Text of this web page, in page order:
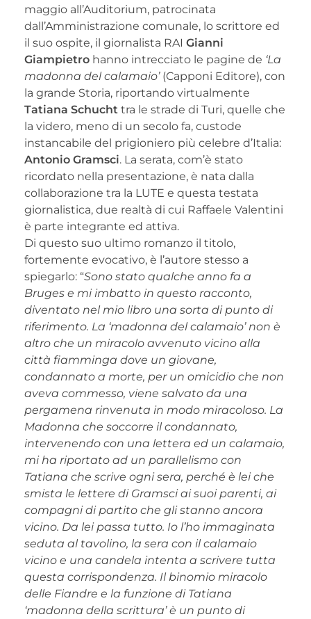
maggio all’Auditorium, patrocinata
dall’Amministrazione comunale, lo scrittore ed
il suo ospite, il giornalista RAI Gianni
Giampietro hanno intrecciato le pagine de ‘La
madonna del calamaio’ (Capponi Editore), con
la grande Storia, riportando virtualmente
Tatiana Schucht tra le strade di Turi, quelle che
la videro, meno di un secolo fa, custode
instancabile del prigioniero più celebre d’Italia:
Antonio Gramsci. La serata, com’è stato
ricordato nella presentazione, è nata dalla
collaborazione tra la LUTE e questa testata
giornalistica, due realtà di cui Raffaele Valentini
è parte integrante ed attiva.
Di questo suo ultimo romanzo il titolo,
fortemente evocativo, è l’autore stesso a
spiegarlo: “Sono stato qualche anno fa a
Bruges e mi imbatto in questo racconto,
diventato nel mio libro una sorta di punto di
riferimento. La ‘madonna del calamaio’ non è
altro che un miracolo avvenuto vicino alla
città fiamminga dove un giovane,
condannato a morte, per un omicidio che non
aveva commesso, viene salvato da una
pergamena rinvenuta in modo miracoloso. La
Madonna che soccorre il condannato,
intervenendo con una lettera ed un calamaio,
mi ha riportato ad un parallelismo con
Tatiana che scrive ogni sera, perché è lei che
smista le lettere di Gramsci ai suoi parenti, ai
compagni di partito che gli stanno ancora
vicino. Da lei passa tutto. Io l’ho immaginata
seduta al tavolino, la sera con il calamaio
vicino e una candela intenta a scrivere tutta
questa corrispondenza. Il binomio miracolo
delle Fiandre e la funzione di Tatiana
‘madonna della scrittura’ è un punto di